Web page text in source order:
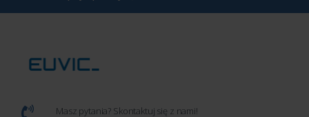
Masz pytania? Skontaktuj się z nami!